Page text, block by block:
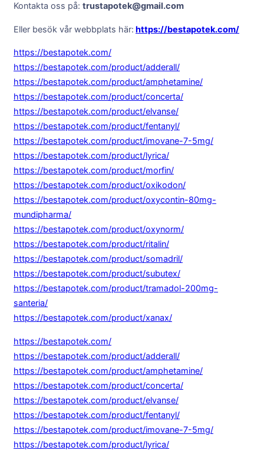
Kontakta oss på: trustapotek@gmail.com
Eller besök vår webbplats här: https://bestapotek.com/
https://bestapotek.com/
https://bestapotek.com/product/adderall/
https://bestapotek.com/product/amphetamine/
https://bestapotek.com/product/concerta/
https://bestapotek.com/product/elvanse/
https://bestapotek.com/product/fentanyl/
https://bestapotek.com/product/imovane-7-5mg/
https://bestapotek.com/product/lyrica/
https://bestapotek.com/product/morfin/
https://bestapotek.com/product/oxikodon/
https://bestapotek.com/product/oxycontin-80mg-
mundipharma/
https://bestapotek.com/product/oxynorm/
https://bestapotek.com/product/ritalin/
https://bestapotek.com/product/somadril/
https://bestapotek.com/product/subutex/
https://bestapotek.com/product/tramadol-200mg-
santeria/
https://bestapotek.com/product/xanax/
https://bestapotek.com/
https://bestapotek.com/product/adderall/
https://bestapotek.com/product/amphetamine/
https://bestapotek.com/product/concerta/
https://bestapotek.com/product/elvanse/
https://bestapotek.com/product/fentanyl/
https://bestapotek.com/product/imovane-7-5mg/
https://bestapotek.com/product/lyrica/